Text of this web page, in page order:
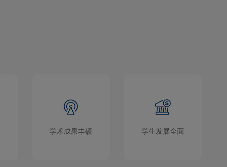
学术成果丰硕 学生发展全面